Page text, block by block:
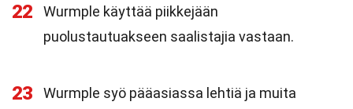
22
Wurmple käyttää piikkejään
puolustautuakseen saalistajia vastaan.
23
Wurmple syö pääasiassa lehtiä ja muita